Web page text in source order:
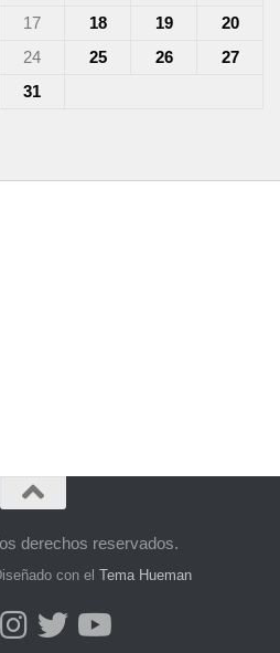
17 18 19
20
24 25 26
27
31
derechos reservados.
con elTema Hueman